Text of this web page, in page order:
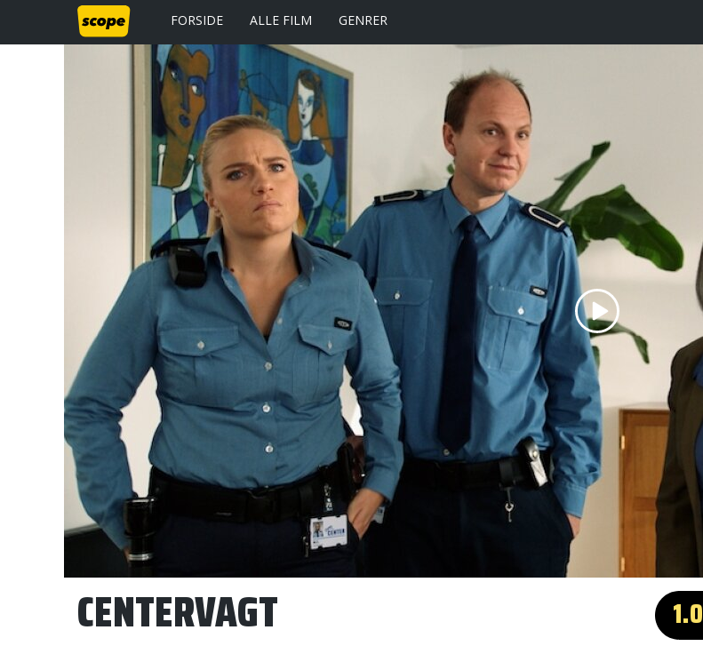
FORSIDE ALLE FILM GENRER
1.0
CENTERVAGT